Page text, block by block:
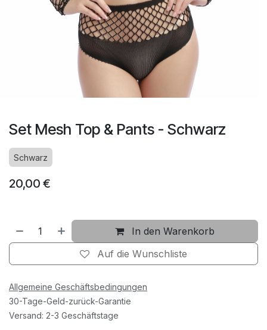
Set Mesh Top & Pants - Schwarz
Schwarz
20,00 €
In den Warenkorb
Auf die Wunschliste
Allgemeine Geschäftsbedingungen
30-Tage-Geld-zurück-Garantie
Versand: 2-3 Geschäftstage